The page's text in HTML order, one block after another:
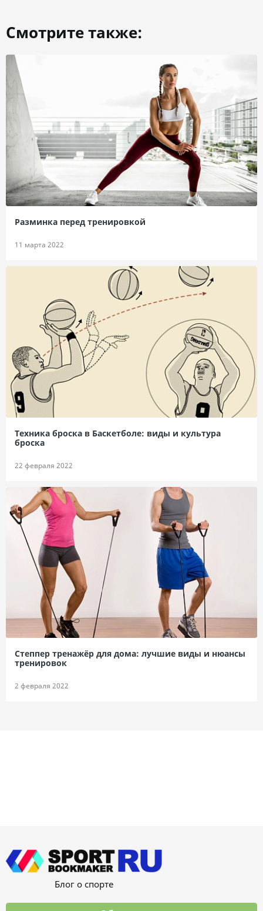
Смотрите также:
Разминка перед тренировкой
11 марта 2022
Техника броска в Баскетболе: виды и культура
броска
22 февраля 2022
Степпер тренажёр для дома: лучшие виды и нюансы
тренировок
2 февраля 2022
Блог о спорте